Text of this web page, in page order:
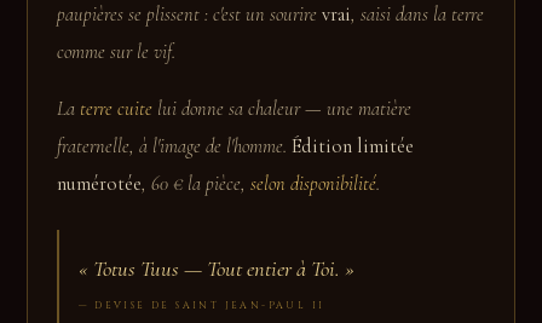
paupières se plissent : c'est un sourirevrai, saisi dans la terre
comme sur le vif.
La terre cuite lui donne sa chaleur — une matière
fraternelle, à l'image de l'homme.Édition limitée
numérotée, 60 € la pièce,selon disponibilité.
« Totus Tuus — Tout entier à Toi. »
— DEVISE DE SAINT JEAN-PAUL II